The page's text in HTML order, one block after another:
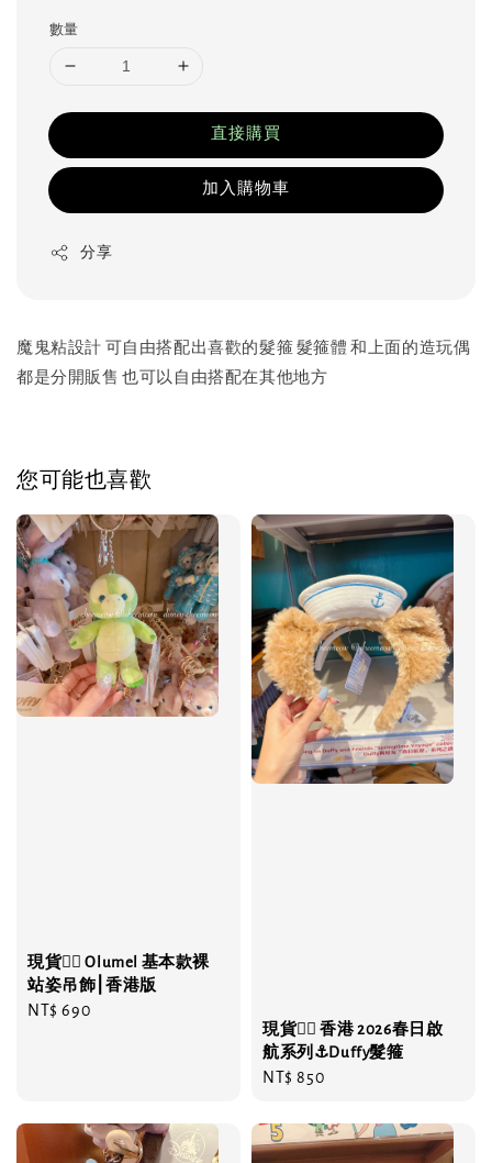
數量
直接購買
加入購物車
分享
魔鬼粘設計 可自由搭配出喜歡的髮箍 髮箍體 和上面的造玩偶
都是分開販售 也可以自由搭配在其他地方
您可能也喜歡
現貨❤️‍🔥 Olumel 基本款裸
站姿吊飾⎮香港版
Regular
NT$ 690
現貨❤️‍🔥 香港 2026春日啟
航系列⚓️Duffy髮箍
Regular
NT$ 850